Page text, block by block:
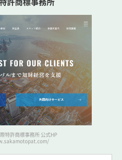
特許商標事務所 公式HP